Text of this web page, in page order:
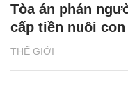
THẾ GIỚI
Tòa án phán
cấp tiền nuôi